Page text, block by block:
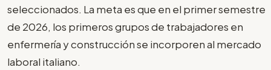
seleccionados. La meta es que en el primer semestre
de 2026, los primeros grupos de trabajadores en
enfermería y construcción se incorporen al mercado
laboral italiano.